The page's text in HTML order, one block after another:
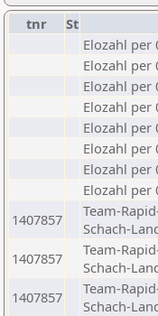
tnr St
Elozahl per
Elozahl per
Elozahl per
Elozahl per
Elozahl per
Elozahl per
Elozahl per
Elozahl per
1407857
Team-
Schach-
1407857
Team-
Schach-
1407857
Team-
Schach-